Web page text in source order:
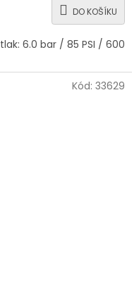
DO KOŠÍKU
6.0 bar / 85 PSI / 600
Kód: 33629